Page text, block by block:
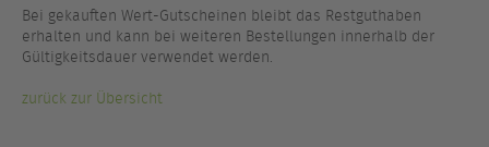
Bei gekauften Wert-Gutscheinen bleibt das Restguthaben
erhalten und kann bei weiteren Bestellungen innerhalb der
Gültigkeitsdauer verwendet werden.
zurück zur Übersicht